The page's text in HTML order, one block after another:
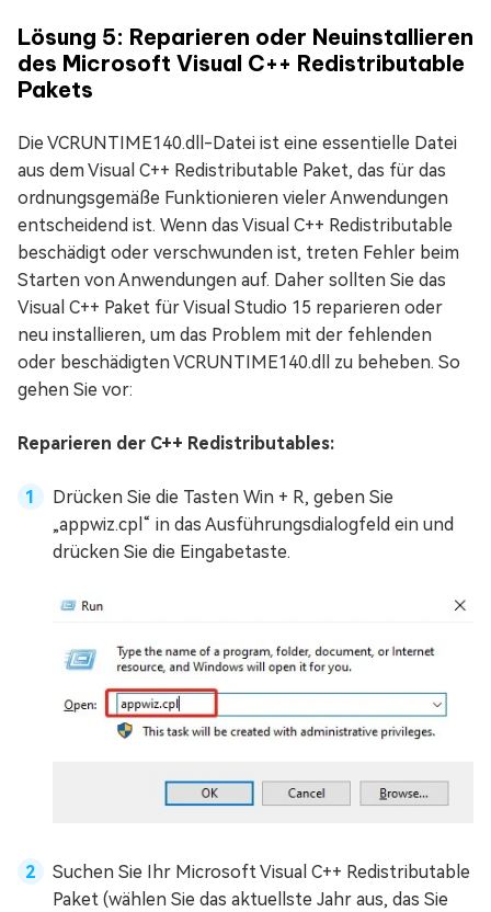
Lösung 5: Reparieren oder Neuinstallieren
des Microsoft Visual C++ Redistributable
Pakets
Die VCRUNTIME140.dll-Datei ist eine essentielle Datei
aus dem Visual C++ Redistributable Paket, das für das
ordnungsgemäße Funktionieren vieler Anwendungen
entscheidend ist. Wenn das Visual C++ Redistributable
beschädigt oder verschwunden ist, treten Fehler beim
Starten von Anwendungen auf. Daher sollten Sie das
Visual C++ Paket für Visual Studio 15 reparieren oder
neu installieren, um das Problem mit der fehlenden
oder beschädigten VCRUNTIME140.dll zu beheben. So
gehen Sie vor:
Reparieren der C++ Redistributables:
Drücken Sie die Tasten Win + R, geben Sie
„appwiz.cpl“ in das Ausführungsdialogfeld ein und
drücken Sie die Eingabetaste.
Suchen Sie Ihr Microsoft Visual C++ Redistributable
Paket (wählen Sie das aktuellste Jahr aus, das Sie